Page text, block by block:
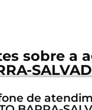
sobre a
de